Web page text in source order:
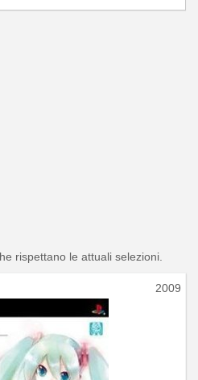
rispettano le attuali selezioni.
2009